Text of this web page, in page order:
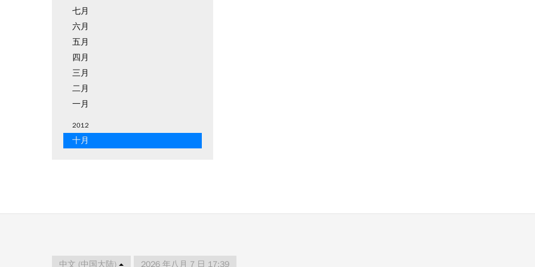
七月
六月
五月
四月
三月
二月
一月
2012
十月
中文 (中国大陆) 2026 年八月 7 日 17:39